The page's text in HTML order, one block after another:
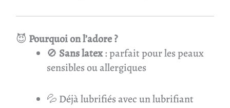
😈 Pourquoi on l’adore ?
🚫 Sans latex: parfait pour les peaux
sensibles ou allergiques
💦 Déjà lubrifiés avec un lubrifiant